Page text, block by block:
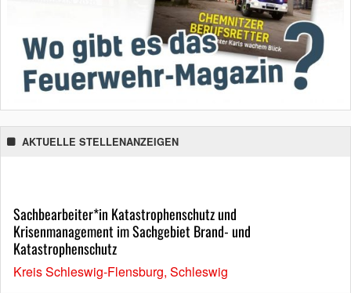
AKTUELLE STELLENANZEIGEN
Sachbearbeiter*in Katastrophenschutz und
Krisenmanagement im Sachgebiet Brand- und
Katastrophenschutz
Kreis Schleswig-Flensburg, Schleswig